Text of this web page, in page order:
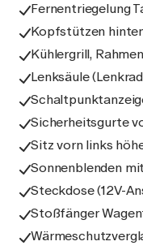
Fernentriegelung
Kopfstützen
Kühlergrill,
Lenksäule
Sicherheitsgurte
Sitz vorn links
Sonnenblenden
Steckdose (12V-
Stoßfänger